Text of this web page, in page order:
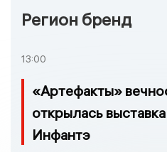
Регион бренд
13:00
«Артефакты»
открылась
Инфантэ